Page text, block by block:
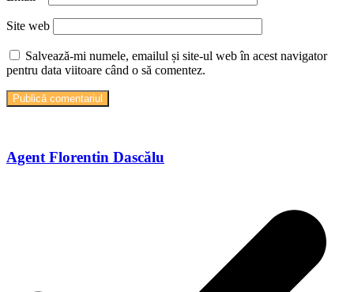
Site web
Salvează-mi numele, emailul și site-ul web în acest navigator
pentru data viitoare când o să comentez.
Agent Florentin Dascălu